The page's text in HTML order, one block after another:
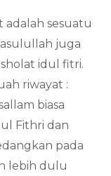
adalah sesuatu
juga
idul fitri.
riwayat :
biasa
Fithri dan
pada
lebih dulu